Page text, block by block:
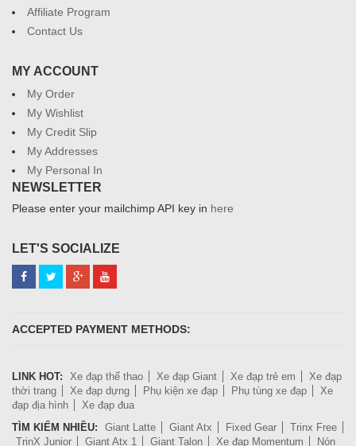
Affiliate Program
Contact Us
MY ACCOUNT
My Order
My Wishlist
My Credit Slip
My Addresses
My Personal In
NEWSLETTER
Please enter your mailchimp API key in here
LET'S SOCIALIZE
ACCEPTED PAYMENT METHODS:
LINK HOT: Xe đạp thể thao Xe đạp Giant Xe đạp trẻ em
Xe đạp
thời trang
Xe đạp dựng Phụ kiện xe đạp Phụ tùng xe đạp
Xe
đạp địa hình
Xe đạp đua
TÌM KIẾM NHIỀU:
Giant Latte Giant Atx Fixed Gear
Trinx Free
TrinX Junior
Giant Atx 1 Giant Talon Xe đạp Momentum Nón